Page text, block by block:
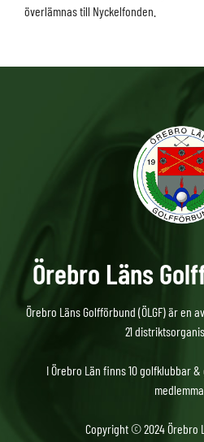
överlämnas till Nyckelfonden.
Örebro Läns
Örebro Läns Golfförbund (ÖLGF) är en
21
I Örebro Län finns 10 golfklubbar
Copyright © 2024 Örebro